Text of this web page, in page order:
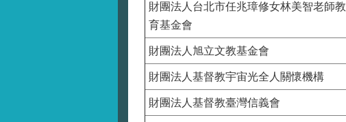
財團法人台北市任兆璋修女林美智老師教
育基金會
財團法人旭立文教基金會
財團法人基督教宇宙光全人關懷機構
財團法人基督教臺灣信義會